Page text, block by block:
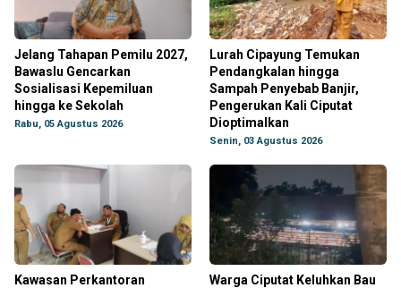
Jelang Tahapan Pemilu 2027,
Bawaslu Gencarkan
Sosialisasi Kepemiluan
hingga ke Sekolah
Rabu, 05 Agustus 2026
Lurah Cipayung Temukan
Pendangkalan hingga
Sampah Penyebab Banjir,
Pengerukan Kali Ciputat
Dioptimalkan
Senin, 03 Agustus 2026
Kawasan Perkantoran
Warga Ciputat Keluhkan Bau